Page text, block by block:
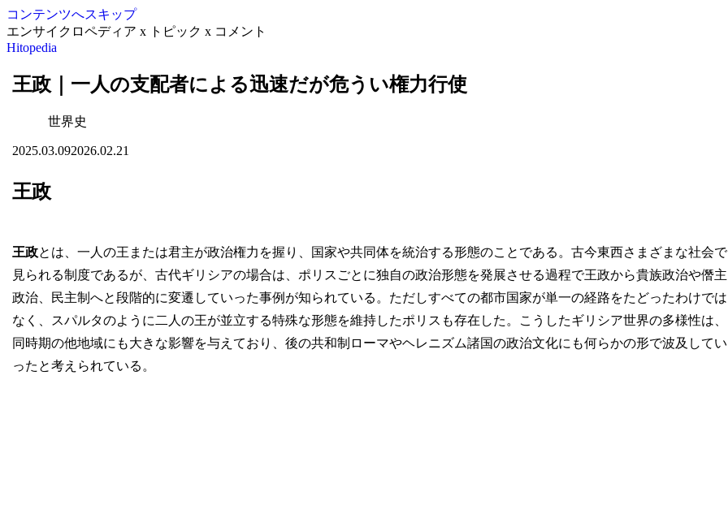
コンテンツへスキップ
エンサイクロペディア x トピック x コメント
Hitopedia
王政｜一人の支配者による迅速だが危うい権力行使
世界史
2025.03.092026.02.21
王政
王政とは、一人の王または君主が政治権力を握り、国家や共同体を統治する形態のことである。古今東西さまざまな社会で
見られる制度であるが、古代ギリシアの場合は、ポリスごとに独自の政治形態を発展させる過程で王政から貴族政治や僭主
政治、民主制へと段階的に変遷していった事例が知られている。ただしすべての都市国家が単一の経路をたどったわけでは
なく、スパルタのように二人の王が並立する特殊な形態を維持したポリスも存在した。こうしたギリシア世界の多様性は、
同時期の他地域にも大きな影響を与えており、後の共和制ローマやヘレニズム諸国の政治文化にも何らかの形で波及してい
ったと考えられている。